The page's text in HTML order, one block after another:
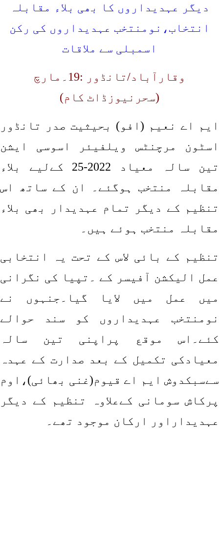
دیگر عہدیداروں کا بھی بلاء مقابلہ
انتخاب،نومنتخب عہدیداروں کی رکن
اسمبلی سے ملاقات
وقارآباد/تانڈور :19۔مارچ
(سحرنیوزڈاٹ کام)
ایم اے نعیم (افو) بحیثیت صدر تانڈور
اسٹون مرچنٹس ویلفیئر اسوسی ایشن
تین سالہ معیاد 2022-25 کےلیے بلاء
مقابلہ منتخب ہوگئے۔ ان کے ساتھ اس
تنظیم کے دیگر تمام عہدیدار بھی بلاء
مقابلہ منتخب ہوئے ہیں۔
تنظیم کے بائی لاس کے تحت یہ انتخابی
عمل الیکشن آفیسر کے ۔تپیا کی نگرانی
میں عمل میں لایا گیا۔جنہوں نے
نومنتخب عہدیداروں کو سند حوالے
کئے۔اس موقع پراپنی تین سالہ
معیادکی تکمیل کے بعد صدارت کے عہدہ
سےسبکدوش ایم اے قیوم(غنی بھائی)،اوم
پرکاش سومانی کےعلاوہ تنظیم کے دیگر
عہدیداراور ارکان موجود تھے۔